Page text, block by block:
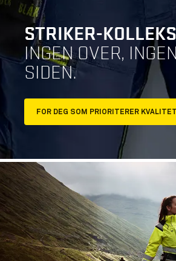
STRIKER-
INGEN OVER,
SIDEN.
FOR DEG SOM PRIORITERER KVALITET